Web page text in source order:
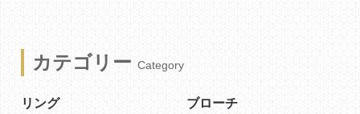
カテゴリーCategory
リング ブローチ